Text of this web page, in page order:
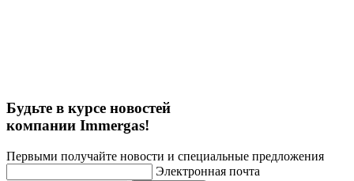
Будьте в курсе новостей
компании Immergas!
Первыми получайте новости и специальные предложения
Электронная почта